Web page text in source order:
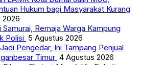
Hukum bagi Masyarakat Kurang
2026
Remaja Warga Kampung
Polisi 5 Agustus 2026
Pengedar, Ini Tampang Penjual
Timur 4 Agustus 2026